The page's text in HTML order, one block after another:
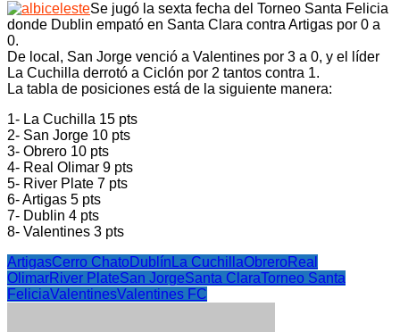
Se jugó la sexta fecha del Torneo Santa Felicia
donde Dublin empató en Santa Clara contra Artigas por 0 a
0.
De local, San Jorge venció a Valentines por 3 a 0, y el líder
La Cuchilla derrotó a Ciclón por 2 tantos contra 1.
La tabla de posiciones está de la siguiente manera:
1- La Cuchilla 15 pts
2- San Jorge 10 pts
3- Obrero 10 pts
4- Real Olimar 9 pts
5- River Plate 7 pts
6- Artigas 5 pts
7- Dublin 4 pts
8- Valentines 3 pts
ArtigasCerro ChatoDublín La CuchillaObreroReal
OlimarRiver PlateSan JorgeSanta ClaraTorneo Santa
FeliciaValentinesValentines FC